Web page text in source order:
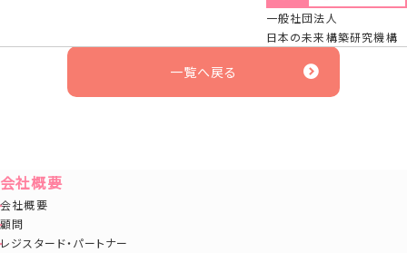
一般社団法人
日本の未来構築研究機構
一覧へ戻る
会社概要
会社概要
顧問
レジスタード・パートナー